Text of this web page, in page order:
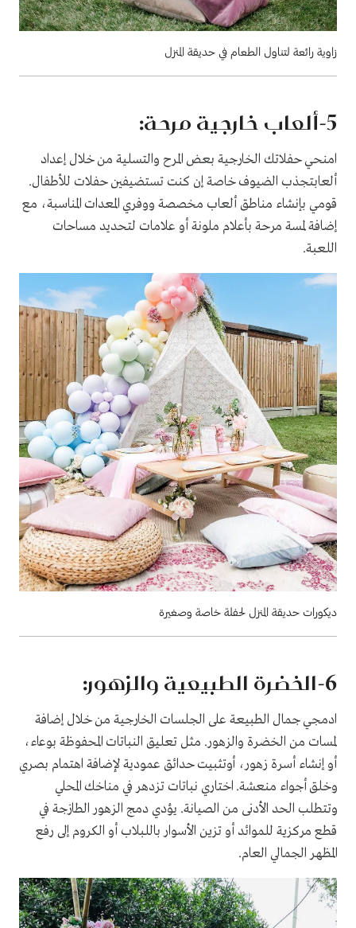
زاوية رائعة لتناول الطعام في حديقة المنزل
5-ألعاب خارجية مرحة:
امنحي حفلاتك الخارجية بعض المرح والتسلية من خلال إعداد
ألعابتجذب الضيوف خاصة إن كنت تستضيفين حفلات للأطفال.
قومي بإنشاء مناطق ألعاب مخصصة ووفري المعدات المناسبة، مع
إضافة لمسة مرحة بأعلام ملونة أو علامات لتحديد مساحات
اللعبة.
ديكورات حديقة المنزل لحفلة خاصة وصغيرة
6-الخضرة الطبيعية والزهور:
ادمجي جمال الطبيعة على الجلسات الخارجية من خلال إضافة
لمسات من الخضرة والزهور. مثل تعليق النباتات المحفوظة بوعاء،
أو إنشاء أسرة زهور، أوتثبيت حدائق عمودية لإضافة اهتمام بصري
وخلق أجواء منعشة. اختاري نباتات تزدهر في مناخك المحلي
وتتطلب الحد الأدنى من الصيانة. يؤدي دمج الزهور الطازجة في
قطع مركزية للموائد أو تزين الأسوار باللبلاب أو الكروم إلى رفع
المظهر الجمالي العام.